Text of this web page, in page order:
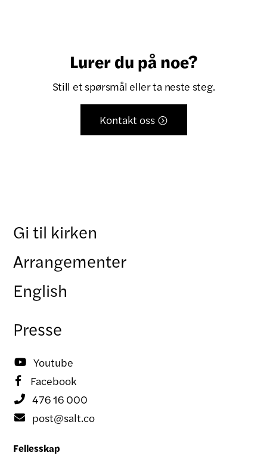
Lurer du på noe?
Still et spørsmål eller ta neste steg.
Kontakt oss 
Gi til kirken
Arrangementer
English
Presse
 Youtube
 Facebook
 476 16 000
 post@salt.co
Fellesskap